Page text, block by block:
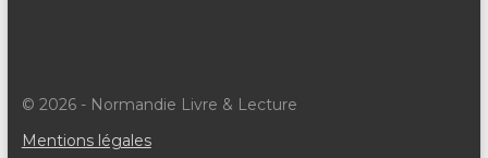
© 2026 - Normandie Livre & Lecture
Mentions légales